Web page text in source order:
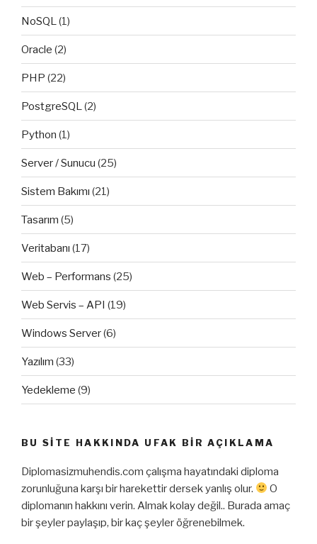
NoSQL(1)
Oracle (2)
PHP (22)
PostgreSQL(2)
Python (1)
Server / Sunucu (25)
Sistem Bakımı (21)
Tasarım (5)
Veritabanı (17)
Web – Performans (25)
Web Servis – API (19)
Windows Server(6)
Yazılım (33)
Yedekleme (9)
BU SITE HAKKINDA UFAK BIR AÇIKLAMA
Diplomasizmuhendis.com çalışma hayatındaki diploma
zorunluğuna karşı bir harekettir dersek yanlış olur.
O
diplomanın hakkını verin. Almak kolay değil.. Burada amaç
bir şeyler paylaşıp, bir kaç şeyler öğrenebilmek.